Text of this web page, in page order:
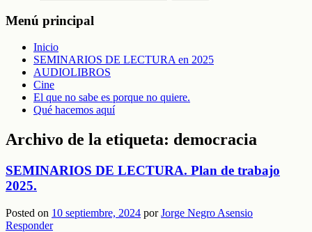
Menú principal
Inicio
SEMINARIOS DE LECTURA en 2025
AUDIOLIBROS
Cine
El que no sabe es porque no quiere.
Qué hacemos aquí
Archivo de la etiqueta: democracia
SEMINARIOS DE LECTURA. Plan de trabajo
2025.
Posted on 10 septiembre, 2024 porJorge Negro Asensio
Responder